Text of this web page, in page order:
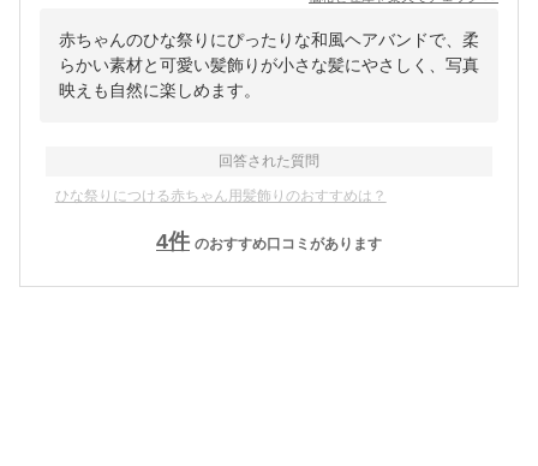
赤ちゃんのひな祭りにぴったりな和風ヘアバンドで、柔
らかい素材と可愛い髪飾りが小さな髪にやさしく、写真
映えも自然に楽しめます。
回答された質問
ひな祭りにつける赤ちゃん用髪飾りのおすすめは？
4件 のおすすめ口コミがあります